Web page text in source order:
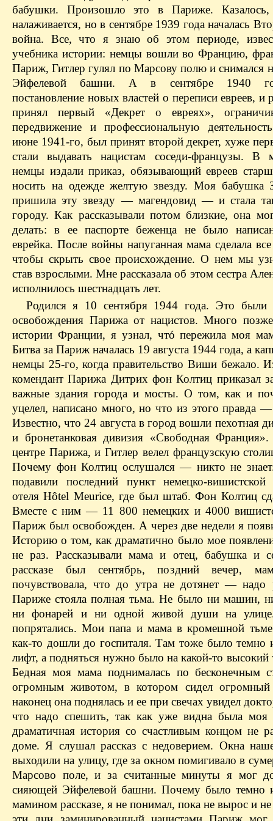
бабушки. Произошло это в Париже.
налаживается, но в сентябре 1939 года началась
война. Все, что я знаю об этом периоде,
учебника истории: немцы вошли во Францию,
Париж, Гитлер гулял по Марсову полю и снимался
Эйфелевой башни. А в сентябре 1940
постановление новых властей о переписи евреев,
принял первый «Декрет о евреях»,
передвижение и профессиональную
июне 1941-го, был принят второй декрет, хуже
стали выдавать нацистам соседи-французы. В
немцы издали приказ, обязывающий евреев
носить на одежде желтую звезду. Моя бабушка
пришила эту звезду — магендовид — и стала
городу. Как рассказывали потом близкие, она
делать: в ее паспорте беженца не было
еврейка. После войны напуганная мама сделала
чтобы скрыть свое происхождение. О нем мы
став взрослыми. Мне рассказала об этом сестра
исполнилось шестнадцать лет.
Родился я 10 сентября 1944 года. Это были
освобождения Парижа от нацистов. Много
истории Франции, я узнал, чтó пережила моя
Битва за Париж началась 19 августа 1944 года, а
немцы 25-го, когда правительство Виши бежало.
комендант Парижа Дитрих фон Колтиц приказал
важные здания города и мосты. О том, как и
уцелел, написано много, но что из этого правда —
Известно, что 24 августа в город вошли пехотная
и бронетанковая дивизия «Свободная
центре Парижа, и Гитлер велел французскую
Почему фон Колтиц ослушался — никто не
подавили последний пункт немецко-
отеля Hôtel Meurice, где был штаб. Фон Колтиц
Вместе с ним — 11 800 немецких и 4000
Париж был освобожден. А через две недели я
Историю о том, как драматично было мое
не раз. Рассказывали мама и отец, бабушка и
рассказе был сентябрь, поздний вечер,
почувствовала, что до утра не дотянет — надо
Париже стояла полная тьма. Не было ни машин,
ни фонарей и ни одной живой души на
попрятались. Мои папа и мама в кромешной
как-то дошли до госпиталя. Там тоже было темно
лифт, а подняться нужно было на какой-то высокий
Бедная моя мама поднималась по бесконечным
огромным животом, в котором сидел
наконец она поднялась и ее при свечах увидел
что надо спешить, так как уже видна была моя
драматичная история со счастливым концом не
доме. Я слушал рассказ с недоверием. Окна
выходили на улицу, где за окном помигивало в
Марсово поле, и за считанные минуты я мог
сияющей Эйфелевой башни. Почему было темно
мамином рассказе, я не понимал, пока не вырос и